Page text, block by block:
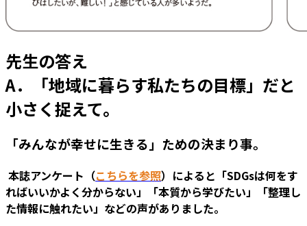
先生の答え
A．「地域に暮らす私たちの目標」だと
小さく捉えて。
「みんなが幸せに生きる」ための決まり事。
―― 本誌アンケート（こちらを参照）によると「SDGsは何をす
ればいいかよく分からない」「本質から学びたい」「整理し
た情報に触れたい」などの声がありました。